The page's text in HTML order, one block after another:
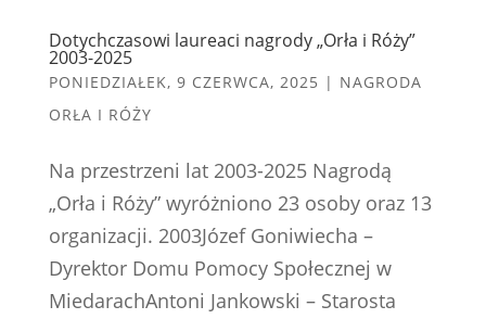
Dotychczasowi laureaci nagrody „Orła i Róży”
2003-2025
PONIEDZIAŁEK, 9 CZERWCA, 2025 | NAGRODA
ORŁA I RÓŻY
Na przestrzeni lat 2003-2025 Nagrodą
„Orła i Róży” wyróżniono 23 osoby oraz 13
organizacji. 2003Józef Goniwiecha –
Dyrektor Domu Pomocy Społecznej w
MiedarachAntoni Jankowski – Starosta